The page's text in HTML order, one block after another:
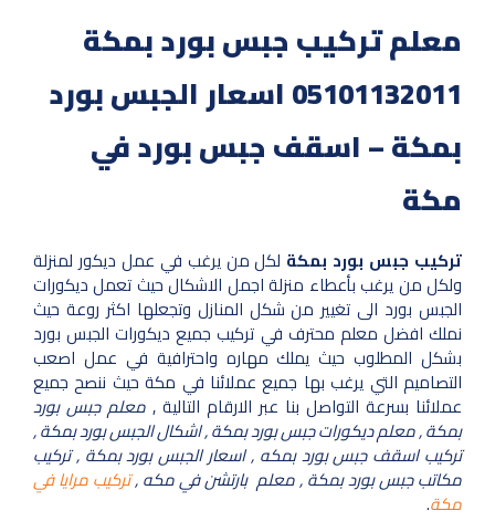
معلم تركيب جبس بورد بمكة
05101132011 اسعار الجبس بورد
بمكة – اسقف جبس بورد في
مكة
تركيب جبس بورد بمكة لكل من يرغب في عمل ديكور لمنزلة
ولكل من يرغب بأعطاء منزلة اجمل الاشكال حيث تعمل ديكورات
الجبس بورد الى تغيير من شكل المنازل وتجعلها اكثر روعة حيث
نملك افضل معلم محترف في تركيب جميع ديكورات الجبس بورد
بشكل المطلوب حيث يملك مهاره واحترافية في عمل اصعب
التصاميم التي يرغب بها جميع عملائنا في مكة حيث ننصح جميع
عملائنا بسرعة التواصل بنا عبر الارقام التالية , معلم جبس بورد
بمكة , معلم ديكورات جبس بورد بمكة , اشكال الجبس بورد بمكة ,
تركيب اسقف جبس بورد بمكه , اسعار الجبس بورد بمكة , تركيب
مكاتب جبس بورد بمكة , معلم بارتشن في مكه ,تركيب مرايا في
مكة.